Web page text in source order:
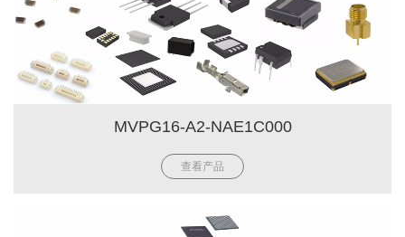
MVPG16-A2-NAE1C000
查看产品